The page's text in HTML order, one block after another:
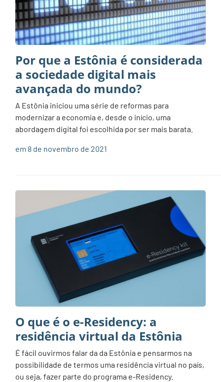
Por que a Estônia é considerada
a sociedade digital mais
avançada do mundo?
A Estônia iniciou uma série de reformas para
modernizar a economia e, desde o início, uma
abordagem digital foi escolhida por ser mais barata.
em 8 de novembro de 2021
O que é o e-Residency: a
residência virtual da Estônia
É fácil ouvirmos falar da da Estônia e pensarmos na
possibilidade de termos uma residência virtual no país,
ou seja, fazer parte do programa e-Residency.